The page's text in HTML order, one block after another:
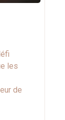
les
de